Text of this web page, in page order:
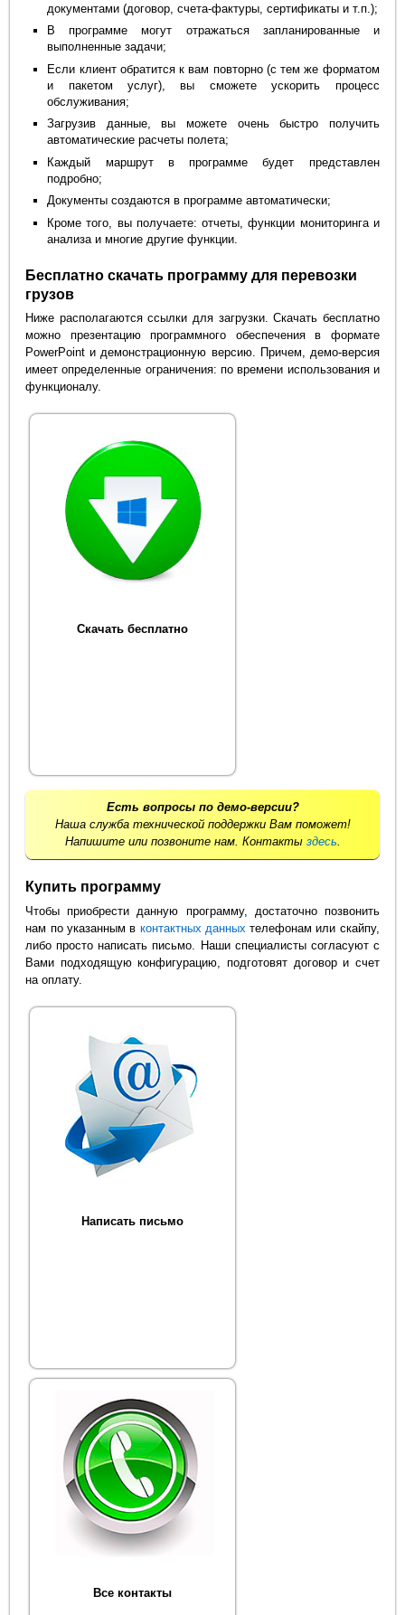
документами (договор, счета-фактуры, сертификаты и т.п.);
В программе могут отражаться запланированные и
выполненные задачи;
Если клиент обратится к вам повторно (с тем же форматом
и пакетом услуг), вы сможете ускорить процесс
обслуживания;
Загрузив данные, вы можете очень быстро получить
автоматические расчеты полета;
Каждый маршрут в программе будет представлен
подробно;
Документы создаются в программе автоматически;
Кроме того, вы получаете: отчеты, функции мониторинга и
анализа и многие другие функции.
Бесплатно скачать программу для перевозки
грузов
Ниже располагаются ссылки для загрузки. Скачать бесплатно
можно презентацию программного обеспечения в формате
PowerPoint и демонстрационную версию. Причем, демо-версия
имеет определенные ограничения: по времени использования и
функционалу.
Скачать бесплатно
Есть вопросы по демо-версии?
Наша служба технической поддержки Вам поможет!
Напишите или позвоните нам. Контакты здесь.
Купить программу
Чтобы приобрести данную программу, достаточно позвонить
нам по указанным в контактных данных телефонам или скайпу,
либо просто написать письмо. Наши специалисты согласуют с
Вами подходящую конфигурацию, подготовят договор и счет
на оплату.
Написать письмо
Все контакты